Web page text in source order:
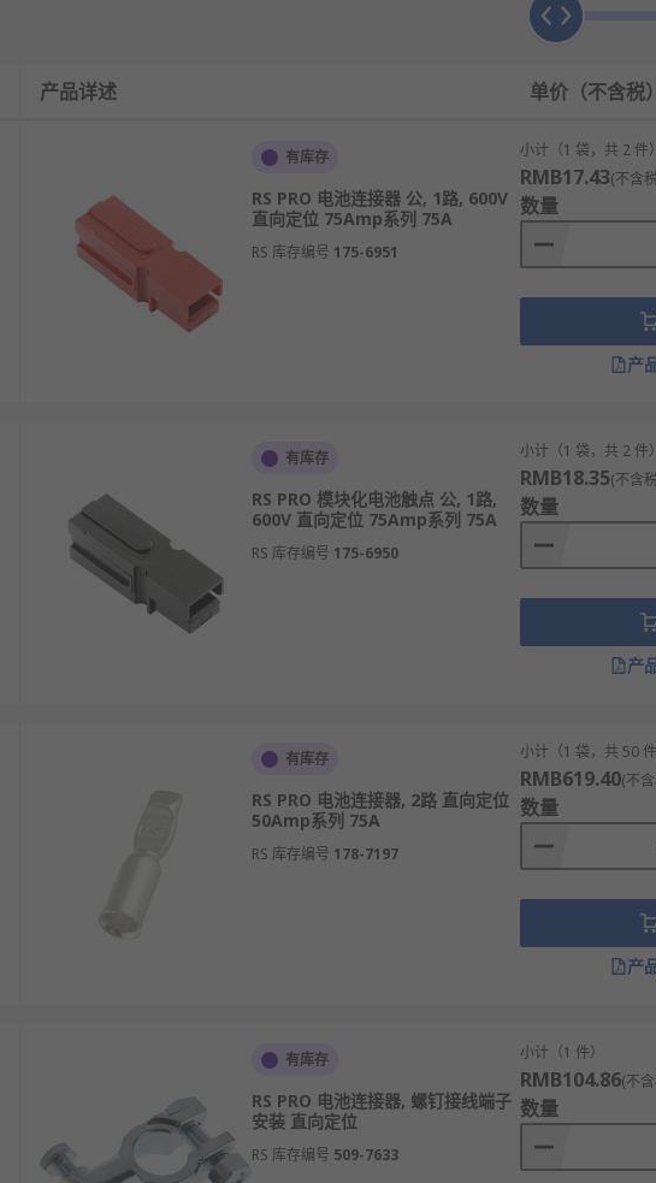
还可以用作压缩或滑动模块化触点，模块化触点也可以作为许多其他非电
子，并可制造各种金属镀层，如镀金镍触点。
如
电源插头和插座
产品详述 单价（不含税）
有库存
RS PRO 电池连接器 公, 1路, 600V
直向定位 75Amp系列 75A
RS 库存编号 175-6951
小计（1 袋，共 2 件）
RMB17.43(不含
数量
产
有库存
RS PRO 模块化电池触点 公, 1路,
600V 直向定位 75Amp系列 75A
RS 库存编号 175-6950
小计（1 袋，共 2 件）
RMB18.35(不含
数量
产
有库存
RS PRO 电池连接器, 2路 直向定位
50Amp系列 75A
RS 库存编号 178-7197
小计（1 袋，共 50 件
RMB619.40(不
数量
产
有库存
RS PRO 电池连接器, 螺钉接线端子
安装 直向定位
RS 库存编号 509-7633
小计（1 件）
RMB104.86(不
数量